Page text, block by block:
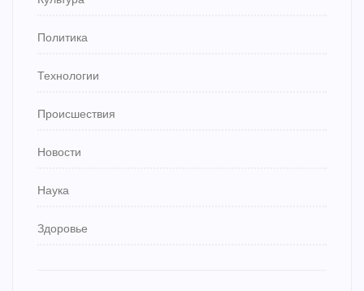
Политика
Технологии
Происшествия
Новости
Наука
Здоровье